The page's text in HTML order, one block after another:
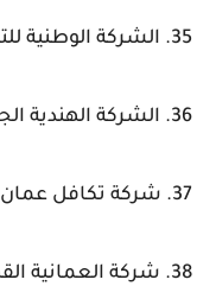
35. الشركة الوطنية للتأمين على الحياة والعام.
36. الشركة الهندية الجديدة للتأمين.
37. شركة تكافل عمان للتأمين.
38. شركة العمانية القطرية للتأمين.